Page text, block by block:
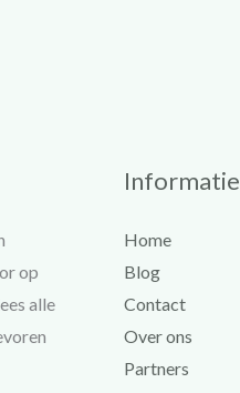
op
alle
Informatie
Home
Blog
Contact
Over ons
Partners